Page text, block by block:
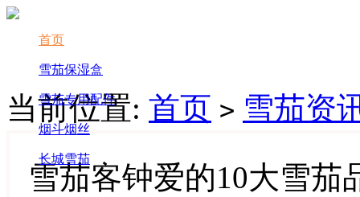
首页
雪茄保湿盒
雪茄专用配件
烟斗烟丝
长城雪茄
当前位置: 首页 > 雪茄资
雪茄客钟爱的10大雪茄